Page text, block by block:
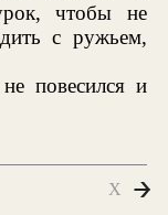
чтобы не
с ружьем,
повесился и
X